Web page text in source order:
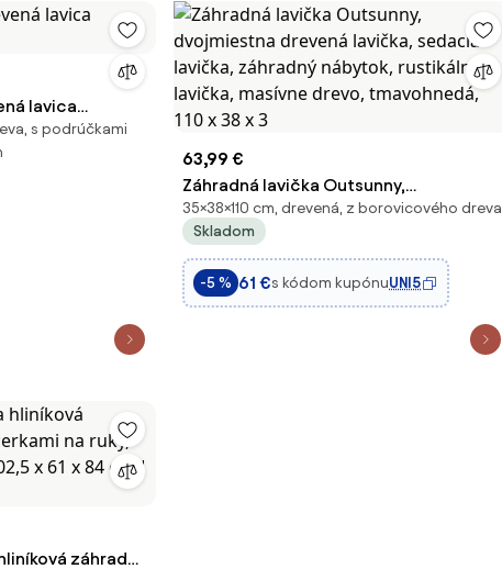
lavica
s podrúčkami
63,99 €
Záhradná lavička Outsunny,
dvojmiestna drevená lavička, sedacia
lavička, záhradný nábytok, rustikálna
lavička, masívne drevo, tmavohnedá,
110 x 38 x 3
35×38×110 cm, drevená, z borovicového dreva
Skladom
-5 % 61 €s kódom kupónuUNI5
záhradná